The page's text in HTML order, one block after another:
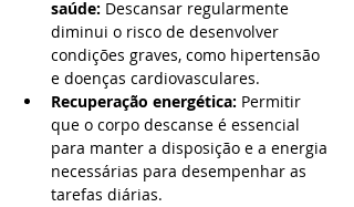
saúde: Descansar regularmente
diminui o risco de desenvolver
condições graves, como hipertensão
e doenças cardiovasculares.
Recuperação energética: Permitir
que o corpo descanse é essencial
para manter a disposição e a energia
necessárias para desempenhar as
tarefas diárias.